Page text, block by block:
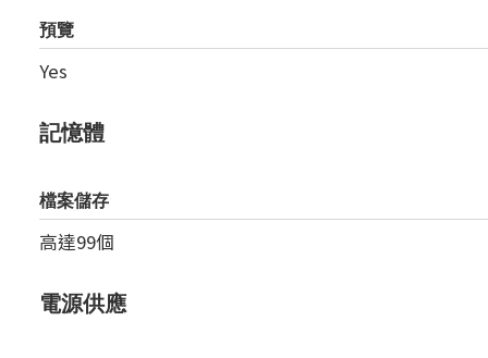
預覽
Yes
記憶體
檔案儲存
高達99個
電源供應